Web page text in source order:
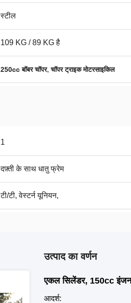
स्टील
109 KG / 89 KG है
250cc बॉबर चॉपर,चॉपर ट्राइक मोटरसाइकिल
1
दफ़्ती के साथ धातु फ्रेम
टी/टी, वेस्टर्न यूनियन,
उत्पाद का वर्णन
एकल सिलेंडर, 150cc इंजन
आदर्श: